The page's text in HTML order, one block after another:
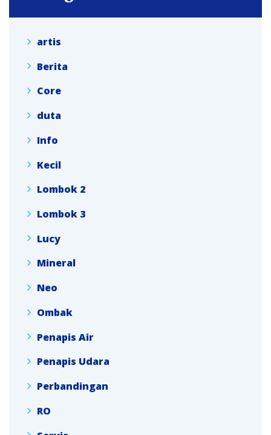
artis
Berita
Core
duta
Info
Kecil
Lombok 2
Lombok 3
Lucy
Mineral
Neo
Ombak
Penapis Air
Penapis Udara
Perbandingan
RO